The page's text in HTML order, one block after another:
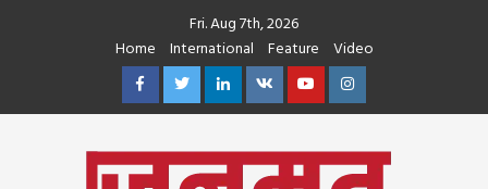
Fri. Aug 7th, 2026
Home
International Feature
Video
FacebookTwitterLinkedin
VK YoutubeInstagram